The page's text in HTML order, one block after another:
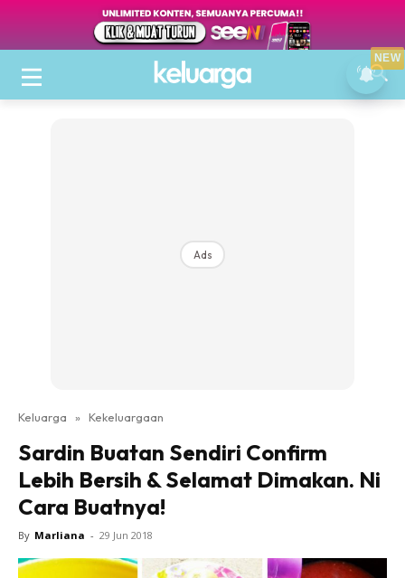
Ads
Keluarga » Kekeluargaan
Sardin Buatan Sendiri Confirm
Lebih Bersih & Selamat Dimakan. Ni
Cara Buatnya!
By Marliana - 29 Jun 2018
NEW